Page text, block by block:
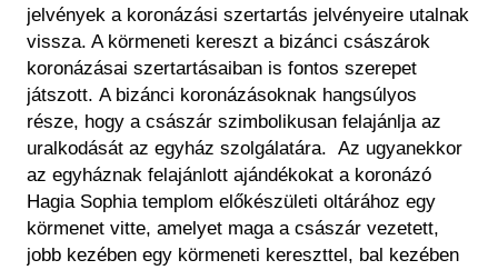
jelvények a koronázási szertartás jelvényeire utalnak
vissza. A körmeneti kereszt a bizánci császárok
koronázásai szertartásaiban is fontos szerepet
játszott. A bizánci koronázásoknak hangsúlyos
része, hogy a császár szimbolikusan felajánlja az
uralkodását az egyház szolgálatára. Az ugyanekkor
az egyháznak felajánlott ajándékokat a koronázó
Hagia Sophia templom előkészületi oltárához egy
körmenet vitte, amelyet maga a császár vezetett,
jobb kezében egy körmeneti kereszttel, bal kezében